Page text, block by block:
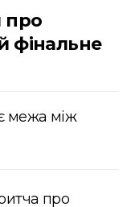
про
фінальне
межа між
про